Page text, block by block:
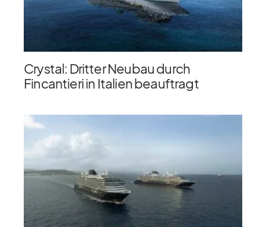
Crystal: Dritter Neubau durch
Fincantieri in Italien beauftragt